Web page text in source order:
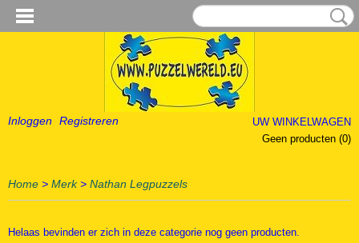
Inloggen Registreren
UW WINKELWAGEN
Geen producten (0)
Home > Merk> Nathan Legpuzzels
Helaas bevinden er zich in deze categorie nog geen producten.